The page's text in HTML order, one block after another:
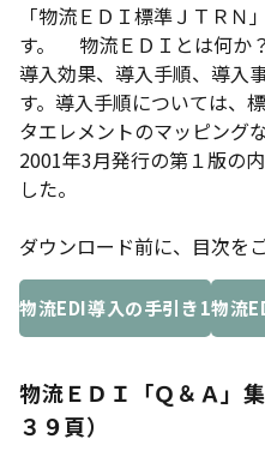
「物流ＥＤＩ標準ＪＴＲ
す。 物流ＥＤＩとは何か
導入効果、導入手順、導入
す。導入手順については、
タエレメントのマッピング
2001年3月発行の第１版の
した。
ダウンロード前に、目次を
物流EDI導入の手引き1物流
物流ＥＤＩ「Ｑ＆Ａ
３９頁）